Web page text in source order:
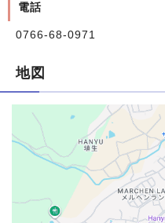
電話
0766-68-0971
地図